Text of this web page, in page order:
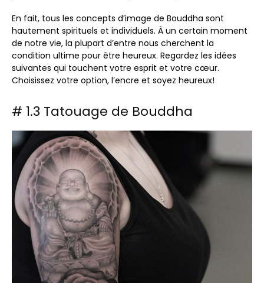
En fait, tous les concepts d’image de Bouddha sont
hautement spirituels et individuels. À un certain moment
de notre vie, la plupart d’entre nous cherchent la
condition ultime pour être heureux. Regardez les idées
suivantes qui touchent votre esprit et votre cœur.
Choisissez votre option, l’encre et soyez heureux!
# 1.3 Tatouage de Bouddha